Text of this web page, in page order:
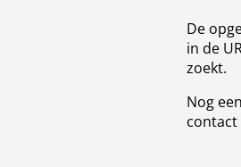
De
in de
zoekt.
Nog
contact